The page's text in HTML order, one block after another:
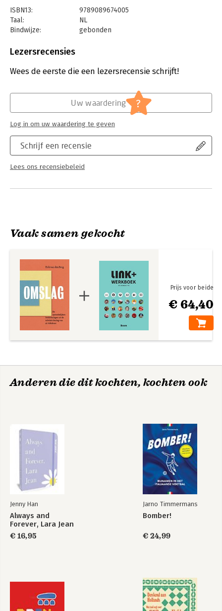
ISBN13:
9789089674005
Taal:
NL
Bindwijze:
gebonden
Uitgever:
Verschijningsdatum:
2-12-2022
Lezersrecensies
Wees de eerste die een lezersrecensie schrijft!
Schrijf een recensie
Lees ons recensiebeleid
Uw waardering ?
Log in om uw waardering te geven
Vaak samen gekocht
€ 64,40
Prijs voor beide
Anderen die dit kochten, kochten ook
Jenny Han
Always and
Forever, Lara Jean
€ 16,95
Jarno Timmermans
Bomber!
€ 24,99